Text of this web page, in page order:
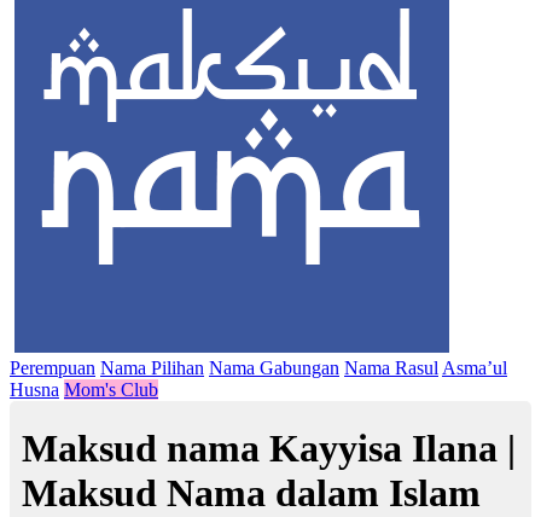
Perempuan Nama Pilihan Nama Gabungan Nama Rasul Asma’ul
Husna Mom's Club
Maksud nama Kayyisa Ilana |
Maksud Nama dalam Islam